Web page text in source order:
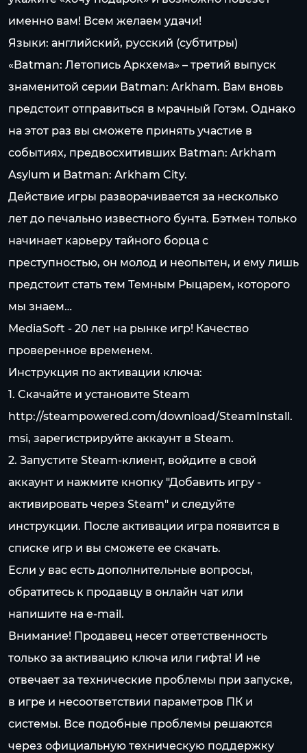
именно вам! Всем желаем удачи!
Языки: английский, русский (субтитры)
«Batman: Летопись Аркхема» – третий выпуск
знаменитой серии Batman: Arkham. Вам вновь
предстоит отправиться в мрачный Готэм. Однако
на этот раз вы сможете принять участие в
событиях, предвосхитивших Batman: Arkham
Asylum и Batman: Arkham City.
Действие игры разворачивается за несколько
лет до печально известного бунта. Бэтмен только
начинает карьеру тайного борца с
преступностью, он молод и неопытен, и ему лишь
предстоит стать тем Темным Рыцарем, которого
мы знаем…
MediaSoft - 20 лет на pынке игр! Качество
проверенное временем.
Инструкция по активации ключа:
1. Cкачайте и установите Steam
http://steampowered.com/download/SteamInstall.
msi, зарегистрируйте аккаунт в Steam.
2. Запустите Steam-клиент, войдите в свой
аккаунт и нажмите кнопку "Добавить игру -
активировать через Steam" и следуйте
инструкции. После активации игра появится в
списке игр и вы сможете ее скачать.
Если у вас есть дополнительные вопросы,
обратитесь к продавцу в онлайн чат или
напишите на e-mail.
Внимание! Продавец несет ответственность
только за активацию ключа или гифта! И не
отвечает за технические проблемы при запуске,
в игре и несоответствии параметров ПК и
системы. Все подобные проблемы решаются
через официальную техническую поддержку